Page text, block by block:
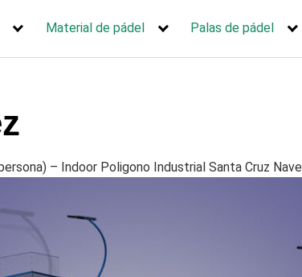
Material de pádel Palas de pádel
– Indoor Poligono Industrial Santa Cruz